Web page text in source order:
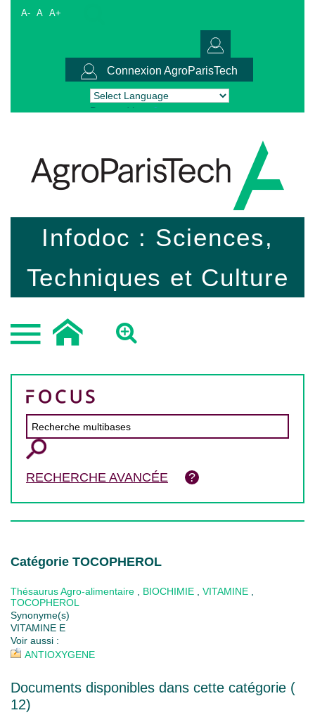
A- A A+
Connexion AgroParisTech
Powered by Translate
Infodoc : Sciences,
Techniques et Culture
RECHERCHE AVANCÉE
Catégorie TOCOPHEROL
Thésaurus Agro-alimentaire BIOCHIMIE VITAMINE
TOCOPHEROL
Synonyme(s)
VITAMINE E
Voir aussi :
ANTIOXYGENE
Documents disponibles dans cette catégorie (
12)